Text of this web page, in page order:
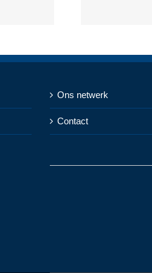
Ons netwerk
Contact